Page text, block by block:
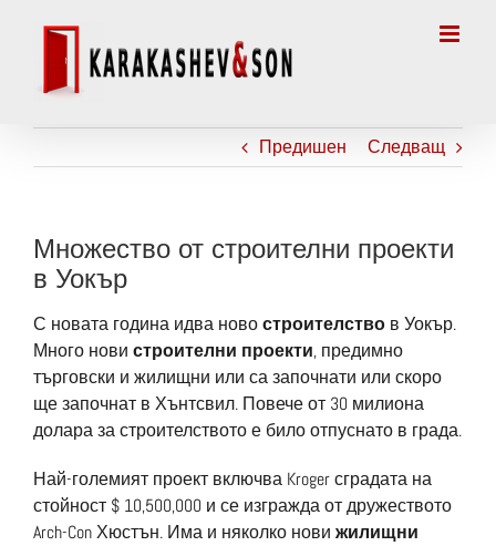
Предишен Следващ
Множество от строителни проекти
в Уокър
С новата година идва новостроителство в Уокър.
Много нови строителни проекти, предимно
търговски и жилищни или са започнати или скоро
ще започнат в Хънтсвил. Повече от 30 милиона
долара за строителството е било отпуснато в града.
Най-големият проект включва Kroger сградата на
стойност $ 10,500,000 и се изгражда от дружеството
Arch-Con Хюстън. Има и няколко нови жилищни